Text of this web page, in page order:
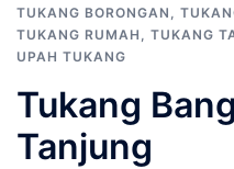
TUKANG BORONGAN ,
TUKANG RUMAH , TUKANG
UPAH TUKANG
Tukang
Tanjung